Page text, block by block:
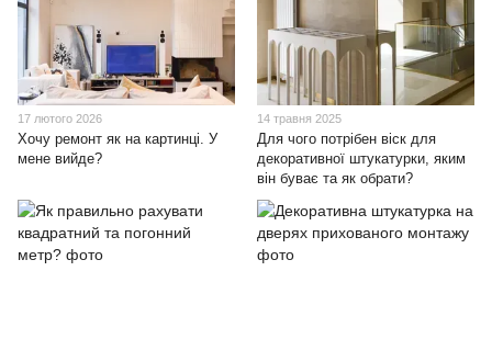
17 лютого 2026
Хочу ремонт як на картинці. У
мене вийде?
14 травня 2025
Для чого потрібен віск для
декоративної штукатурки, яким
він буває та як обрати?